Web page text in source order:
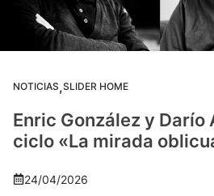
NOTICIAS,SLIDER HOME
Enric González y Darío
ciclo «La mirada
24/04/2026